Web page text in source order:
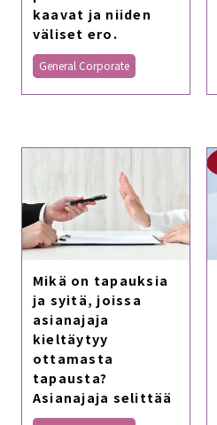
kaavat ja niiden
väliset ero.
General Corporate
Mikä on tapauksia
ja syitä, joissa
asianajaja
kieltäytyy
ottamasta
tapausta?
Asianajaja selittää